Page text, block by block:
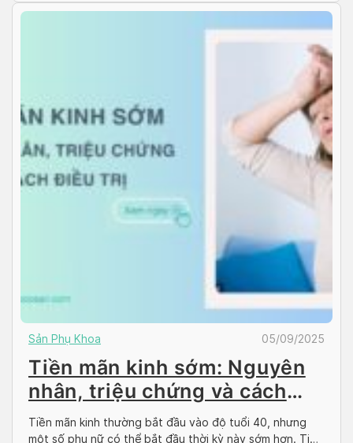
Sản Phụ Khoa 05/09/2025
Tiền mãn kinh sớm: Nguyên
nhân, triệu chứng và cách
điều trị
Tiền mãn kinh thường bắt đầu vào độ tuổi 40, nhưng
một số phụ nữ có thể bắt đầu thời kỳ này sớm hơn. Tiền